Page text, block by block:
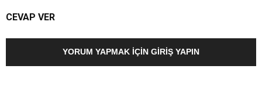
CEVAP VER
YORUM YAPMAK İÇIN GIRIŞ YAPIN